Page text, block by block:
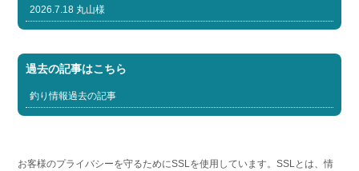
2026.7.18 丸山様
過去の記事はこちら
釣り情報過去の記事
お客様のプライバシーを守るためにSSLを使用しています。SSLとは、情